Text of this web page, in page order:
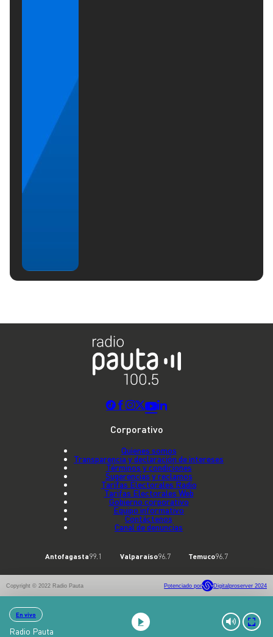
En vivo
Radio Pauta
Corporativo
Quienes somos
Transparencia y declaración de intereses
Términos y condiciones
Sugerencias y reclamos
Tarifas Electorales Radio
Tarifas Electorales Web
Gobierno corporativo
Equipo informativo
Contáctenos
Canal de denuncias
Antofagasta99.1 Valparaíso96.7 Temuco96.7
Copyright © 2022 Radio Pauta Potenciado por Digitalproserver 2024